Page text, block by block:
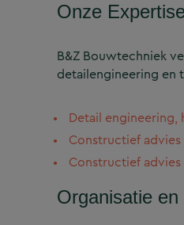
Onze
B&Z Bouwtechniek
detailengineering en
Detail
Constructief
Constructief
Organisatie en